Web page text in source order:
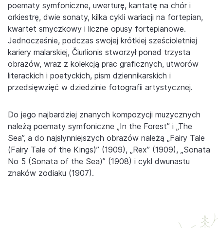
poematy symfoniczne, uwerturę, kantatę na chór i
orkiestrę, dwie sonaty, kilka cykli wariacji na fortepian,
kwartet smyczkowy i liczne opusy fortepianowe.
Jednocześnie, podczas swojej krótkiej sześcioletniej
kariery malarskiej, Čiurlionis stworzył ponad trzysta
obrazów, wraz z kolekcją prac graficznych, utworów
literackich i poetyckich, pism dziennikarskich i
przedsięwzięć w dziedzinie fotografii artystycznej.
Do jego najbardziej znanych kompozycji muzycznych
należą poematy symfoniczne „In the Forest” i „The
Sea”, a do najsłynniejszych obrazów należą „Fairy Tale
(Fairy Tale of the Kings)” (1909), „Rex” (1909), „Sonata
No 5 (Sonata of the Sea)” (1908) i cykl dwunastu
znaków zodiaku (1907).